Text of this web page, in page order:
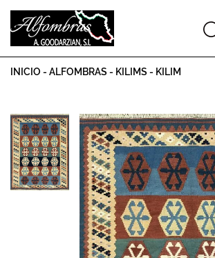
INICIO - ALFOMBRAS - KILIMS - KILIM